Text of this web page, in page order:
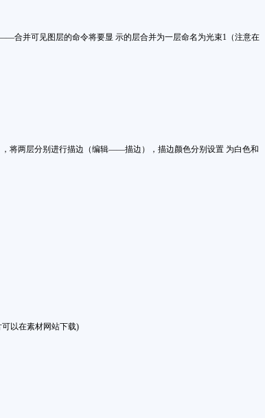
合并可见图层的命令将要显 示的层合并为一层命名为光束1 （注意在
将两层分别进行描边（编辑——描边），描边颜色分别设置 为白色和
以在素材网站下载)